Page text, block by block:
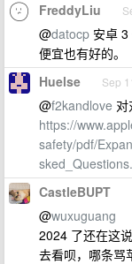
FreddyLiu
@datocp 安卓
便宜也有好的。
Huelse Sep
@f2kandlove
https://
safety/pdf/
CastleBUPT
@wuxuguang
2024 了还在这
去看呗，哪条骂